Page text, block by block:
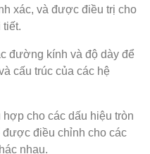
xác, và được điều trị cho
tiết.
đường kính và độ dày để
cấu trúc của các hệ
cho các dấu hiệu tròn
điều chỉnh cho các
nhau.